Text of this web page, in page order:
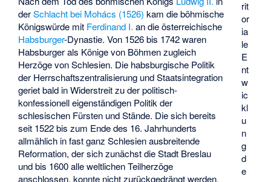
rit
or
ia
le
E
nt
w
ic
kl
u
n
g
d
e
derSchlacht bei Mohács (1526) kam die böhmische
Königswürde mit Ferdinand I. an die österreichische
Habsburger-Dynastie. Von 1526 bis 1742 waren
Habsburger als Könige von Böhmen zugleich
Herzöge von Schlesien. Die habsburgische Politik
der Herrschaftszentralisierung und Staatsintegration
geriet bald in Widerstreit zu der politisch-
konfessionell eigenständigen Politik der
schlesischen Fürsten und Stände. Die sich bereits
seit 1522 bis zum Ende des 16. Jahrhunderts
allmählich in fast ganz Schlesien ausbreitende
Reformation, der sich zunächst die Stadt Breslau
und bis 1600 alle weltlichen Teilherzöge
anschlossen, konnte nicht zurückgedrängt werden.